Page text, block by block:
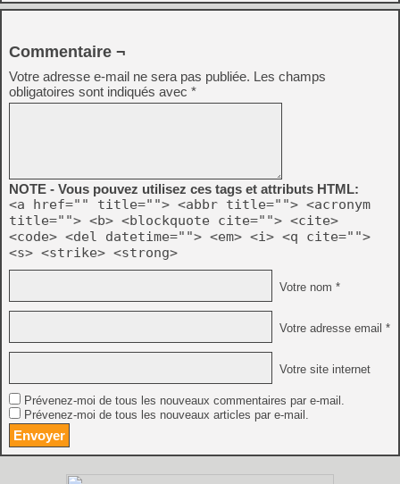
Commentaire ¬
Votre adresse e-mail ne sera pas publiée. Les champs
obligatoires sont indiqués avec *
NOTE - Vous pouvez utilisez ces tags et attributs HTML:
<a href="" title=""> <abbr title=""> <acronym
title=""> <b> <blockquote cite=""> <cite>
<code> <del datetime=""> <em> <i> <q cite="">
<s> <strike> <strong>
Votre nom *
Votre adresse email *
Votre site internet
Prévenez-moi de tous les nouveaux commentaires par e-mail.
Prévenez-moi de tous les nouveaux articles par e-mail.